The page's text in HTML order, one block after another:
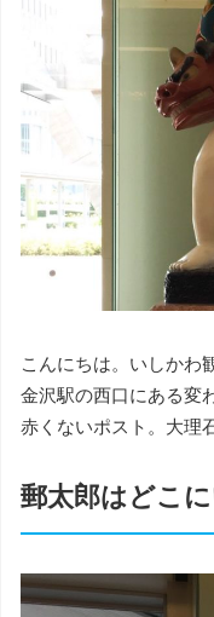
こんにちは。いしかわ
金沢駅の西口にある変
赤くないポスト。大理
郵太郎はどこ